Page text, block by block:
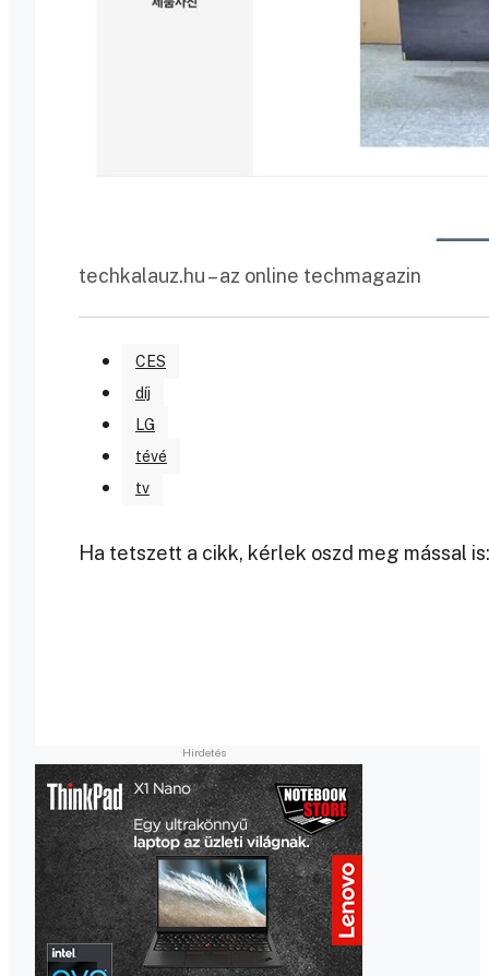
techkalauz.hu – az online techmagazin
CES
díj
LG
tévé
tv
Ha tetszett a cikk, kérlek oszd meg mással is: